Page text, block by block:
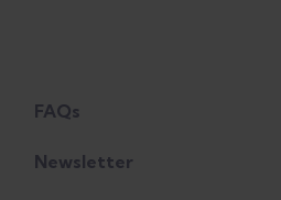
FAQs
Newsletter